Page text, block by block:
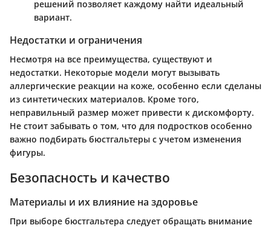
решений позволяет каждому найти идеальный
вариант.
Недостатки и ограничения
Несмотря на все преимущества, существуют и
недостатки. Некоторые модели могут вызывать
аллергические реакции на коже, особенно если сделаны
из синтетических материалов. Кроме того,
неправильный размер может привести к дискомфорту.
Не стоит забывать о том, что для подростков особенно
важно подбирать бюстгальтеры с учетом изменения
фигуры.
Безопасность и качество
Материалы и их влияние на здоровье
При выборе бюстгальтера следует обращать внимание